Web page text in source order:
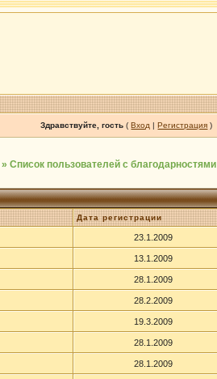
Здравствуйте, гость (Вход |Регистрация )
» Список пользователей с благодарностями
Дата регистрации
23.1.2009
13.1.2009
28.1.2009
28.2.2009
19.3.2009
28.1.2009
28.1.2009